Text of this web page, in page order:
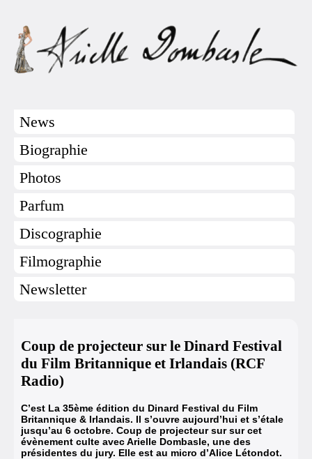
News
Biographie
Photos
Parfum
Discographie
Filmographie
Newsletter
Coup de projecteur sur le Dinard Festival
du Film Britannique et Irlandais (RCF
Radio)
C’est La 35ème édition du Dinard Festival du Film
Britannique & Irlandais. Il s’ouvre aujourd’hui et s’étale
jusqu’au 6 octobre. Coup de projecteur sur sur cet
évènement culte avec Arielle Dombasle, une des
présidentes du jury. Elle est au micro d’Alice Létondot.